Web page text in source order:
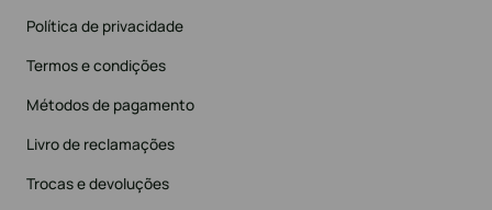
Política de privacidade
Termos e condições
Métodos de pagamento
Livro de reclamações
Trocas e devoluções